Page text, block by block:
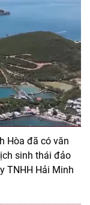
Hòa đã có văn
sinh thái đảo
TNHH Hải Minh